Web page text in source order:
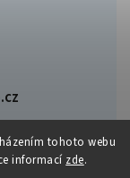
tohoto webu
informací zde.